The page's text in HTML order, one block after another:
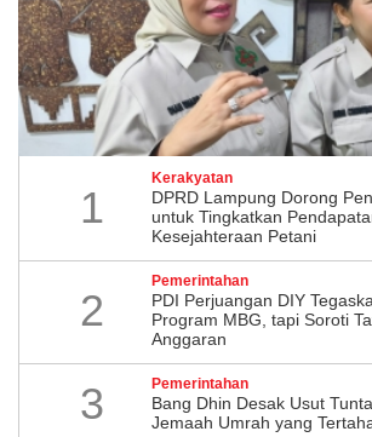
1
Kerakyatan
DPRD Lampung Dorong
untuk Tingkatkan
Kesejahteraan Petani
2
Pemerintahan
PDI Perjuangan DIY
Program MBG, tapi Soroti
Anggaran
3 Pemerintahan
Bang Dhin Desak Usut
Jemaah Umrah yang